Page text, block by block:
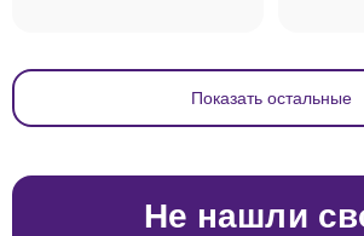
Показать остальные
Не нашли